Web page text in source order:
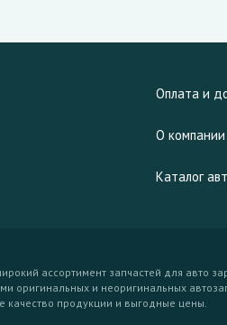
Оплата и
О компании
Каталог
ассортимент запчастей для авто
оригинальных и неоригинальных
качество продукции и выгодные цены.